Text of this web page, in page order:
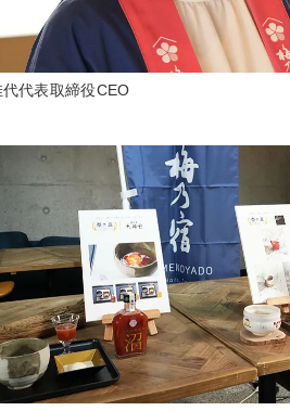
代表取締役CEO